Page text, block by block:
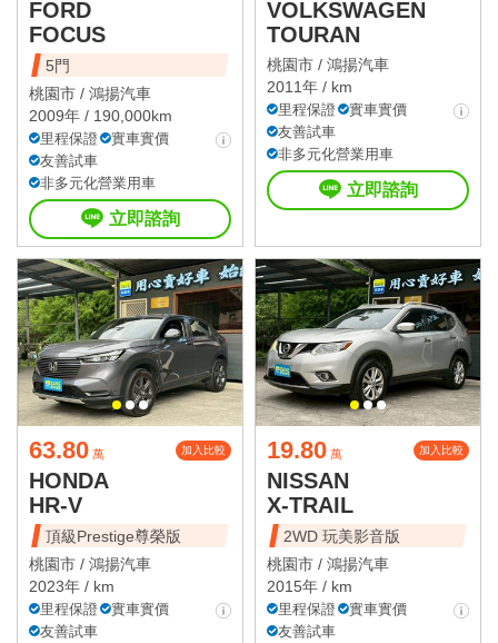
FORD
FOCUS
5門
桃園市 / 鴻揚汽車
2009年 / 190,000km
里程保證
實車實價
友善試車
非多元化營業用車
立即諮詢
VOLKSWAGEN
TOURAN
桃園市 / 鴻揚汽車
2011年 / km
里程保證
實車實價
友善試車
非多元化營業用車
立即諮詢
63.80 萬 加入比較
HONDA
HR-V
頂級Prestige尊榮版
桃園市 / 鴻揚汽車
2023年 / km
里程保證
實車實價
友善試車
19.80 萬 加入比較
NISSAN
X-TRAIL
2WD 玩美影音版
桃園市 / 鴻揚汽車
2015年 / km
里程保證
實車實價
友善試車